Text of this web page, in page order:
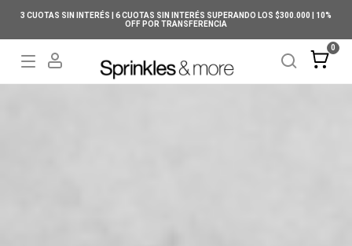
3 CUOTAS SIN INTERÉS | 6 CUOTAS SIN INTERÉS SUPERANDO LOS $300.000 | 10%
OFF POR TRANSFERENCIA
0